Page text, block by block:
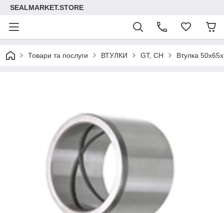
SEALMARKET.STORE
Товари та послуги ВТУЛКИ GT, CH Втулка